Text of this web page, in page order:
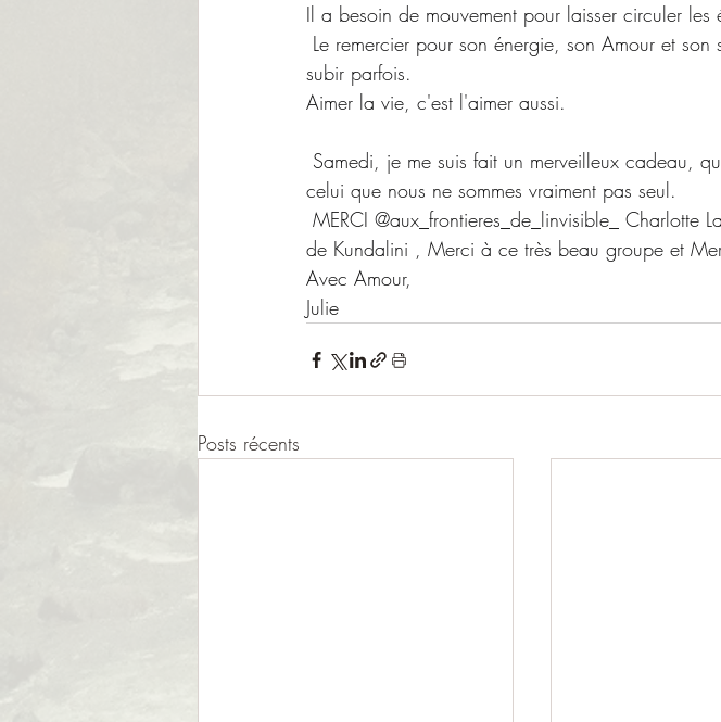
Il a besoin de mouvement pour laisser circuler
Le remercier pour son énergie, son Amour et
subir parfois.
Aimer la vie, c'est l'aimer aussi.
Samedi, je me suis fait un merveilleux cadeau,
celui que nous ne sommes vraiment pas seul.
MERCI @aux_frontieres_de_linvisible_ Charlotte
de Kundalini , Merci à ce très beau groupe et
Avec Amour,
Julie
Posts récents